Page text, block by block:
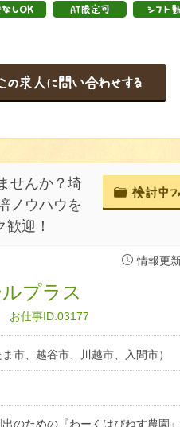
せんか？埼
ノウハウを
迎！
情報更
プラス
お仕事ID:03177
市、越谷市、川越市、入間市）
のための『わーくはぴねす農園